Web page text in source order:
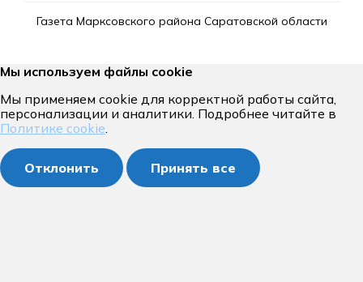
Газета Марксовского района Саратовской области
Мы используем файлы cookie
Мы применяем cookie для корректной работы сайта,
персонализации и аналитики. Подробнее читайте в
Политике cookie
Отклонить Принять все